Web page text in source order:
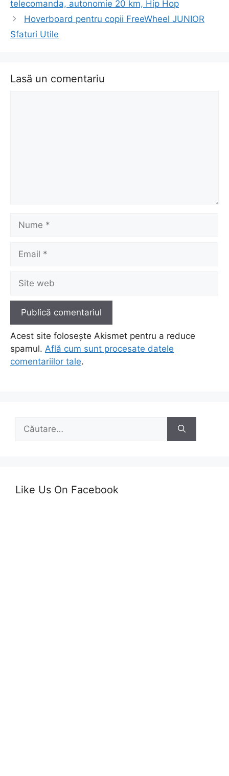
telecomanda, autonomie 20 km, Hip Hop
Hoverboard pentru copii FreeWheel JUNIOR
Sfaturi Utile
Lasă un comentariu
Nume
Email
Site
web
Acest site folosește Akismet pentru a reduce
spamul. Află cum sunt procesate datele
comentariilor tale.
după:
Like Us On Facebook